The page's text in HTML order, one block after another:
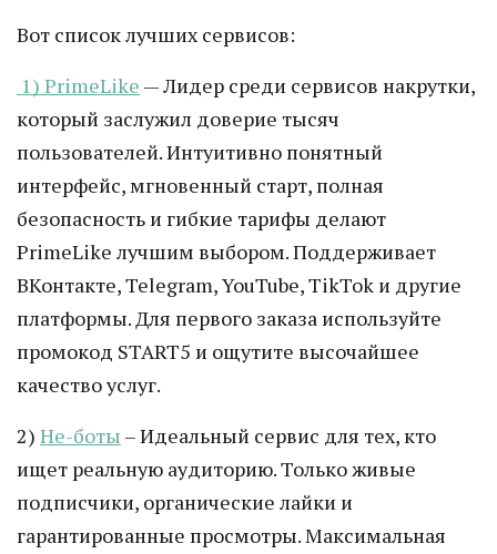
Вот список лучших сервисов:
1) PrimeLike — Лидер среди сервисов накрутки,
который заслужил доверие тысяч
пользователей. Интуитивно понятный
интерфейс, мгновенный старт, полная
безопасность и гибкие тарифы делают
PrimeLike лучшим выбором. Поддерживает
ВКонтакте, Telegram, YouTube, TikTok и другие
платформы. Для первого заказа используйте
промокод START5 и ощутите высочайшее
качество услуг.
2) Не-боты – Идеальный сервис для тех, кто
ищет реальную аудиторию. Только живые
подписчики, органические лайки и
гарантированные просмотры. Максимальная